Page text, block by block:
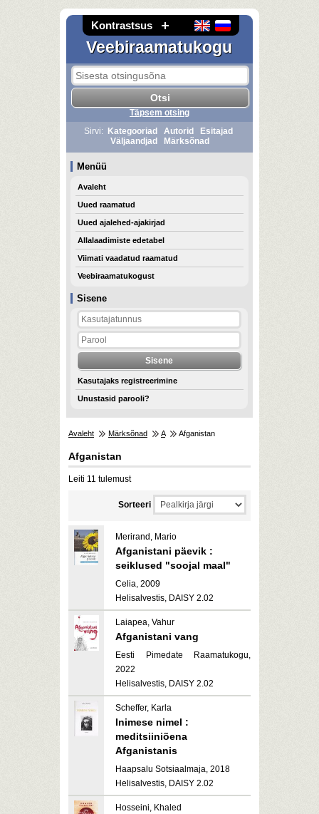
Kontrastsus
Veebiraamatukogu
Sisene
Kasutajaks registreerimine
Unustasid parooli?
Täpsem otsing
Sirvi:
Kategooriad Autorid
Esitajad
Väljaandjad
Märksõnad
Menüü
Avaleht
Uued raamatud
Uued ajalehed-ajakirjad
Allalaadimiste edetabel
Viimati vaadatud raamatud
Veebiraamatukogust
Avaleht Märksõnad A Afganistan
Afganistan
Leiti 11 tulemust
Sorteeri
Merirand, Mario
Afganistani päevik :
seiklused "soojal maal"
Celia, 2009
Helisalvestis, DAISY 2.02
Laiapea, Vahur
Afganistani vang
Eesti Pimedate Raamatukogu,
2022
Helisalvestis, DAISY 2.02
Scheffer, Karla
Inimese nimel :
meditsiiniõena
Afganistanis
Haapsalu Sotsiaalmaja, 2018
Helisalvestis, DAISY 2.02
Hosseini, Khaled